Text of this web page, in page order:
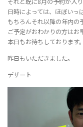
日時によっては、ほぼいっ
もちろんそれ以降の年内の
ご予定がおわかりの方はお
本日もお待ちしております。
昨日もいただきました。
デザート